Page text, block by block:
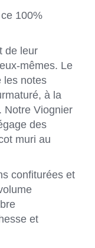
100%
de leur
mêmes. Le
les notes
à la
Notre Viognier
des
muri au
confiturées et
et